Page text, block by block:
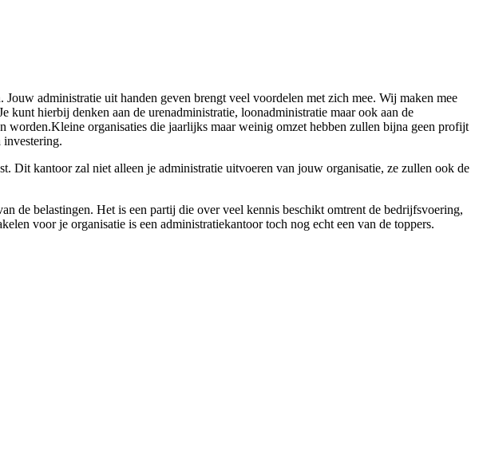
administratie uit handen geven brengt veel voordelen met zich mee. Wij maken mee
kunt hierbij denken aan de urenadministratie, loonadministratie maar ook aan de
organisaties die jaarlijks maar weinig omzet hebben zullen bijna geen profijt
investering.
Dit kantoor zal niet alleen je administratie uitvoeren van jouw organisatie, ze zullen ook de
de belastingen. Het is een partij die over veel kennis beschikt omtrent de bedrijfsvoering,
voor je organisatie is een administratiekantoor toch nog echt een van de toppers.